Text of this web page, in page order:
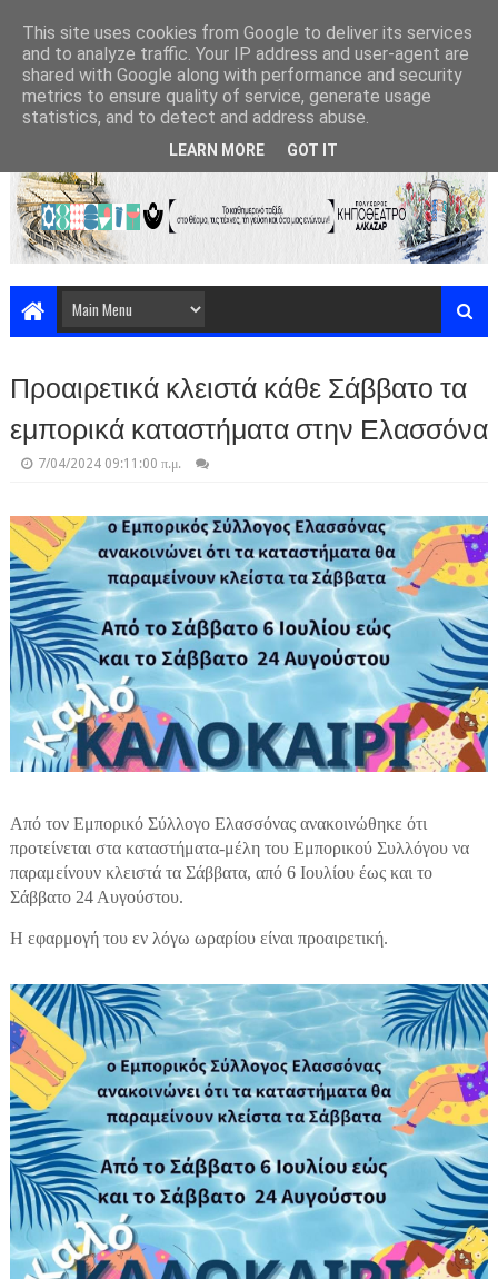
Προαιρετικά κλειστά κάθε Σάββατο τα
εμπορικά καταστήματα στην Ελασσόνα
7/04/2024 09:11:00 π.μ.
Από τον Εμπορικό Σύλλογο Ελασσόνας ανακοινώθηκε ότι
προτείνεται στα καταστήματα-μέλη του Εμπορικού Συλλόγου να
παραμείνουν κλειστά τα Σάββατα, από 6 Ιουλίου έως και το
Σάββατο 24 Αυγούστου.
Η εφαρμογή του εν λόγω ωραρίου είναι προαιρετική.
This site uses cookies from Google to deliver its services
and to analyze traffic. Your IP address and user-agent are
shared with Google along with performance and security
metrics to ensure quality of service, generate usage
statistics, and to detect and address abuse.
LEARN MORE GOT IT